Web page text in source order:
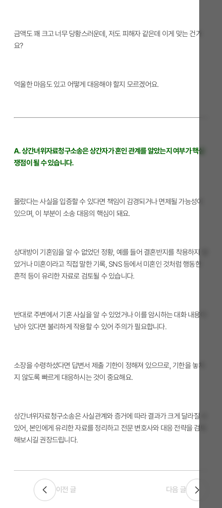
금액도 꽤 크고 너무 당황스러운데, 저도 피해자 같은데 이게 맞는 건가
요?
억울한 마음도 있고 어떻게 대응해야 할지 모르겠어요.
A. 상간녀위자료청구소송은 상간자가 혼인 관계를 알았는지 여부가 핵심
쟁점이 될 수 있습니다.
몰랐다는 사실을 입증할 수 있다면 책임이 감경되거나 면제될 가능성이
있으며, 이 부분이 소송 대응의 핵심이 돼요.
상대방이 기혼임을 알 수 없었던 정황, 예를 들어 결혼반지를 착용하지 않
았거나 미혼이라고 직접 말한 기록, SNS 등에서 미혼인 것처럼 행동한
흔적 등이 유리한 자료로 검토될 수 있습니다.
반대로 주변에서 기혼 사실을 알 수 있었거나 이를 암시하는 대화 내용이
남아 있다면 불리하게 작용할 수 있어 주의가 필요합니다.
소장을 수령하셨다면 답변서 제출 기한이 정해져 있으므로, 기한을 놓치
지 않도록 빠르게 대응하시는 것이 중요해요.
상간녀위자료청구소송은 사실관계와 증거에 따라 결과가 크게 달라질 수
있어, 본인에게 유리한 자료를 정리하고 전문 변호사와 대응 전략을 검토
해보시길 권장드립니다.
이전 글 다음 글